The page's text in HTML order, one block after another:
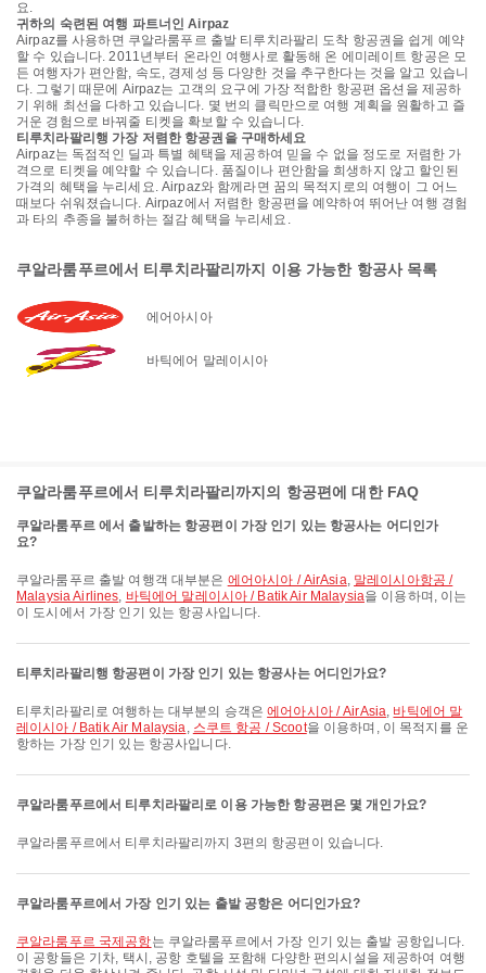
요.
귀하의 숙련된 여행 파트너인 Airpaz
Airpaz를 사용하면 쿠알라룸푸르 출발 티루치라팔리 도착 항공권을 쉽게 예약
할 수 있습니다. 2011년부터 온라인 여행사로 활동해 온 에미레이트 항공은 모
든 여행자가 편안함, 속도, 경제성 등 다양한 것을 추구한다는 것을 알고 있습니
다. 그렇기 때문에 Airpaz는 고객의 요구에 가장 적합한 항공편 옵션을 제공하
기 위해 최선을 다하고 있습니다. 몇 번의 클릭만으로 여행 계획을 원활하고 즐
거운 경험으로 바꿔줄 티켓을 확보할 수 있습니다.
티루치라팔리행 가장 저렴한 항공권을 구매하세요
Airpaz는 독점적인 딜과 특별 혜택을 제공하여 믿을 수 없을 정도로 저렴한 가
격으로 티켓을 예약할 수 있습니다. 품질이나 편안함을 희생하지 않고 할인된
가격의 혜택을 누리세요. Airpaz와 함께라면 꿈의 목적지로의 여행이 그 어느
때보다 쉬워졌습니다. Airpaz에서 저렴한 항공편을 예약하여 뛰어난 여행 경험
과 타의 추종을 불허하는 절감 혜택을 누리세요.
쿠알라룸푸르에서 티루치라팔리까지 이용 가능한 항공사 목록
에어아시아
바틱에어 말레이시아
쿠알라룸푸르에서 티루치라팔리까지의 항공편에 대한 FAQ
쿠알라룸푸르 에서 출발하는 항공편이 가장 인기 있는 항공사는 어디인가
요?
쿠알라룸푸르 출발 여행객 대부분은 에어아시아 / AirAsia, 말레이시아항공 /
Malaysia Airlines, 바틱에어 말레이시아 / Batik Air Malaysia을 이용하며, 이는
이 도시에서 가장 인기 있는 항공사입니다.
티루치라팔리행 항공편이 가장 인기 있는 항공사는 어디인가요?
티루치라팔리로 여행하는 대부분의 승객은에어아시아 / AirAsia, 바틱에어 말
레이시아 / Batik Air Malaysia, 스쿠트 항공 / Scoot을 이용하며, 이 목적지를 운
항하는 가장 인기 있는 항공사입니다.
쿠알라룸푸르에서 티루치라팔리로 이용 가능한 항공편은 몇 개인가요?
쿠알라룸푸르에서 티루치라팔리까지 3편의 항공편이 있습니다.
쿠알라룸푸르에서 가장 인기 있는 출발 공항은 어디인가요?
쿠알라룸푸르 국제공항는 쿠알라룸푸르에서 가장 인기 있는 출발 공항입니다.
이 공항들은 기차, 택시, 공항 호텔을 포함해 다양한 편의시설을 제공하여 여행